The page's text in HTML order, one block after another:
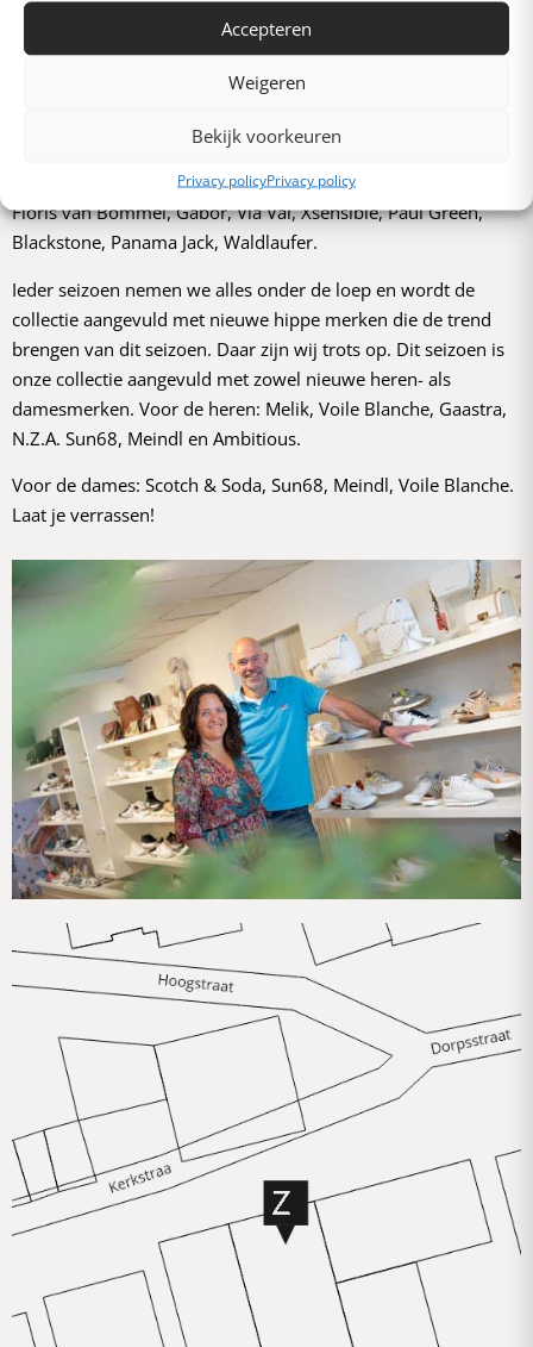
Accepteren
Weigeren
Bekijk voorkeuren
Privacy policyPrivacy policy
Een greep uit
Wij (Bas en Nicole) zorgen er voor dat onze basismerken up-
to-date blijven. Onze basiscollectie bestaat o.a. uit merken als
Floris van Bommel, Gabor, Via Vai, Xsensible, Paul Green,
Blackstone, Panama Jack, Waldlaufer.
Ieder seizoen nemen we alles onder de loep en wordt de
collectie aangevuld met nieuwe hippe merken die de trend
brengen van dit seizoen. Daar zijn wij trots op. Dit seizoen is
onze collectie aangevuld met zowel nieuwe heren- als
damesmerken. Voor de heren: Melik, Voile Blanche, Gaastra,
N.Z.A. Sun68, Meindl en Ambitious.
Voor de dames: Scotch & Soda, Sun68, Meindl, Voile Blanche.
Laat je verrassen!